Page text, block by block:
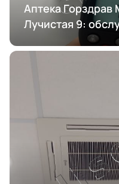
Аптека
Лучистая 9: